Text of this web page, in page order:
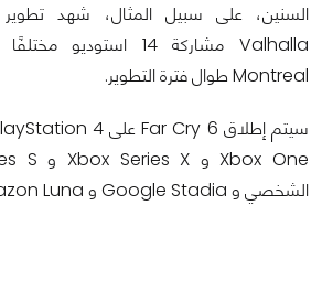
Montreal طوال فترة التطوير.
الشخصي و Google Stadia و Amazon Luna في 7 أكتوبر 2021.